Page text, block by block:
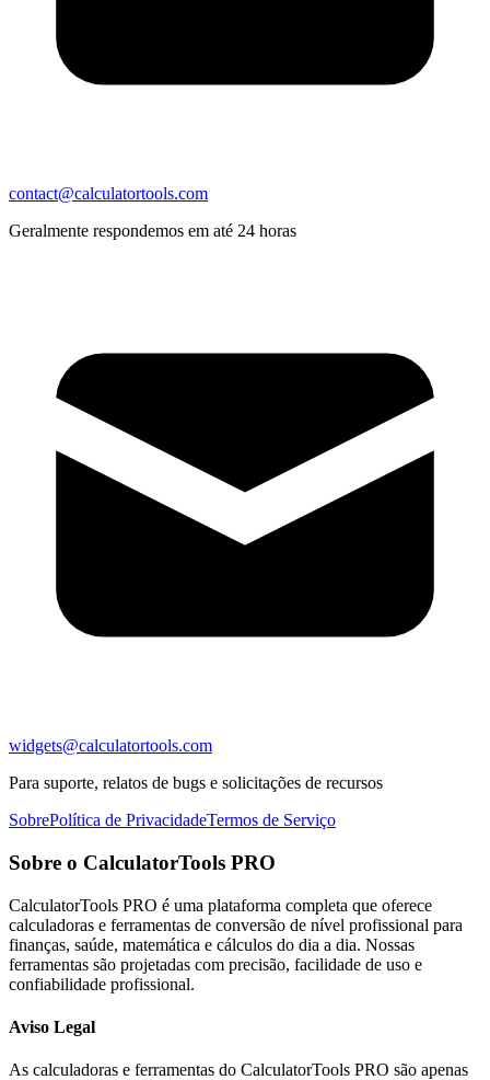
contact@calculatortools.com
Geralmente respondemos em até 24 horas
widgets@calculatortools.com
Para suporte, relatos de bugs e solicitações de recursos
SobrePolítica de PrivacidadeTermos de Serviço
Sobre o CalculatorTools PRO
CalculatorTools PRO é uma plataforma completa que oferece
calculadoras e ferramentas de conversão de nível profissional para
finanças, saúde, matemática e cálculos do dia a dia. Nossas
ferramentas são projetadas com precisão, facilidade de uso e
confiabilidade profissional.
Aviso Legal
As calculadoras e ferramentas do CalculatorTools PRO são apenas